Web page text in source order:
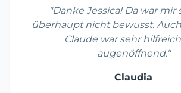
"Danke Jessica! Da war mir
überhaupt nicht bewusst.
Claude war sehr
augenöffnend."
Claudia